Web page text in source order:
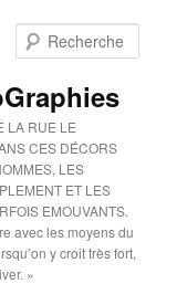
LA RUE LE
CES DÉCORS
LES
ET LES
EMOUVANTS.
avec les moyens du
y croit très fort,
»